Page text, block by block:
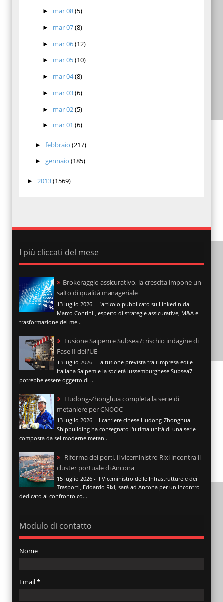
► mar 08(5)
► mar 07(8)
► mar 06(12)
► mar 05(10)
► mar 04(8)
► mar 03(6)
► mar 02(5)
► mar 01(6)
► febbraio (217)
► gennaio (185)
► 2013(1569)
I più cliccati del mese
Brokeraggio assicurativo, la crescita impone un
salto di qualità manageriale
13 luglio 2026 - L'articolo pubblicato su LinkedIn da
Marco Contini , esperto di strategie assicurative, M&A e
trasformazione del me...
Fusione Saipem e Subsea7: rischio indagine di
Fase II dell'UE
13 luglio 2026 - La fusione prevista tra l'impresa edile
italiana Saipem e la società lussemburghese Subsea7
potrebbe essere oggetto di ...
Hudong-Zhonghua completa la serie di
metaniere per CNOOC
13 luglio 2026 - Il cantiere cinese Hudong-Zhonghua
Shipbuilding ha consegnato l'ultima unità di una serie
composta da sei moderne metan...
Riforma dei porti, il viceministro Rixi incontra il
cluster portuale di Ancona
15 luglio 2026 - Il Viceministro delle Infrastrutture e dei
Trasporti, Edoardo Rixi, sarà ad Ancona per un incontro
dedicato al confronto co...
Modulo di contatto
Nome
Email*